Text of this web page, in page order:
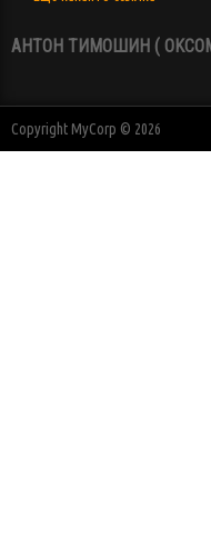
АНТОН ТИМОШИН (
Copyright MyCorp © 2026